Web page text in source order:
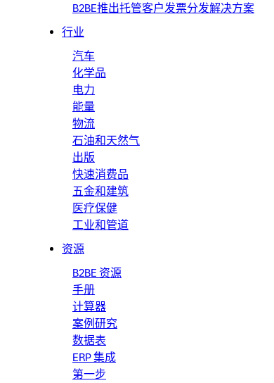
B2BE推出托管客户发票分发解决方案
行业
汽车
化学品
电力
能量
物流
石油和天然气
出版
快速消费品
五金和建筑
医疗保健
工业和管道
资源
B2BE 资源
手册
计算器
案例研究
数据表
ERP 集成
第一步